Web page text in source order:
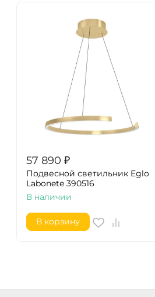
57 890 ₽
Подвесной светильник Eglo
Labonete 390516
В наличии
В корзину